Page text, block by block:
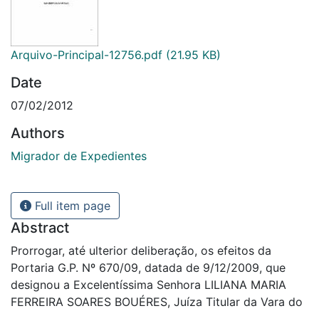
Arquivo-Principal-12756.pdf (21.95 KB)
Date
07/02/2012
Authors
Migrador de Expedientes
Full item page
Abstract
Prorrogar, até ulterior deliberação, os efeitos da
Portaria G.P. Nº 670/09, datada de 9/12/2009, que
designou a Excelentíssima Senhora LILIANA MARIA
FERREIRA SOARES BOUÉRES, Juíza Titular da Vara do